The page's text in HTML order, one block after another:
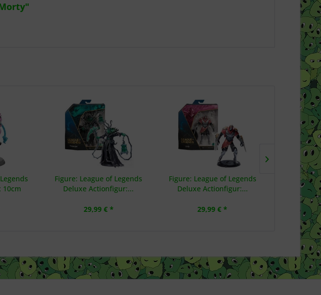
10cm
Figure: League of Legends
Deluxe Actionfigur:...
29,99 € *
Figure: League of Legends
Deluxe Actionfigur:...
29,99 € *
Figure: